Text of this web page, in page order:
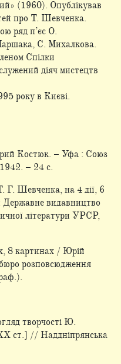
(1960). Опублікував
про Т. Шевченка.
ряд п’єс О.
С. Михалкова.
Спілки
діяч мистецтв
року в Києві.
Костюк. – Уфа : Союз
– 24 с.
Г. Шевченка, на 4 дії, 6
видавництво
літератури УРСР,
8 картинах / Юрій
розповсюдження
творчості Ю.
ст.] // Наддніпрянська